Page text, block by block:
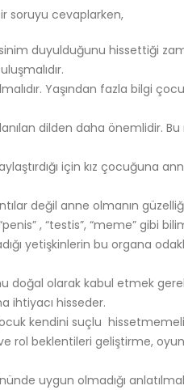
soruyu cevaplarken,
duyulduğunu hissettiği
Yaşından fazla bilgi
dilden daha önemlidir.
için kız çocuğuna
değil anne olmanın güzelliği
, “testis”, “meme” gibi
yetişkinlerin bu organa
doğal olarak kabul etmek
ihtiyacı hisseder.
kendini suçlu
rol beklentileri geliştirme,
uygun olmadığı